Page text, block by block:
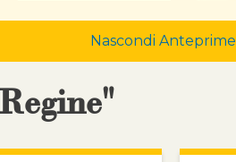
Nascondi Anteprime